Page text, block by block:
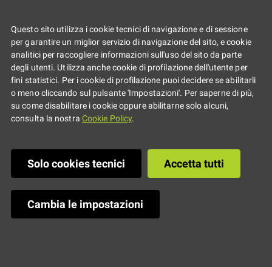
Casalecchio
OfficinAdolescenti e Art d'Eco
danno il via all'estate!
sicurezza, all'aria
aperta, per gruppi
quest'estate, così
Questo sito utilizza i cookie tecnici di navigazione e di sessione
per garantire un miglior servizio di navigazione del sito, e cookie
analitici per raccogliere informazioni sull'uso del sito da parte
degli utenti. Utilizza anche cookie di profilazione dell'utente per
fini statistici. Per i cookie di profilazione puoi decidere se abilitarli
o meno cliccando sul pulsante 'Impostazioni'. Per saperne di più,
su come disabilitare i cookie oppure abilitarne solo alcuni,
consulta la nostra Cookie Policy.
Solo cookies tecnici Accetta tutti
Cambia le impostazioni